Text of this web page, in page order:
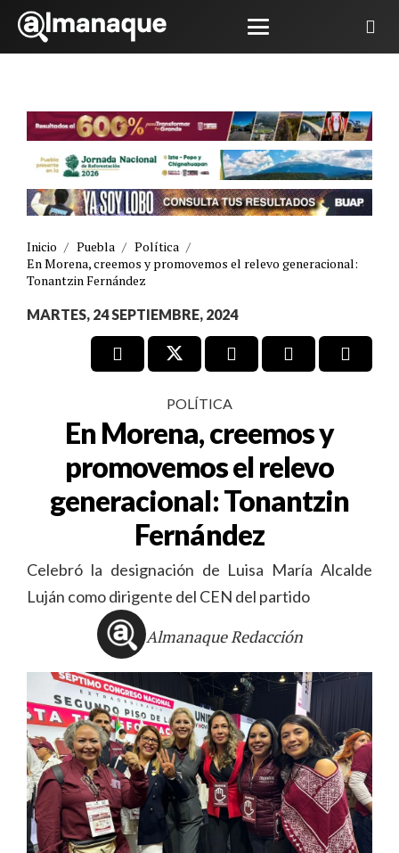
Inicio / Puebla / Política /
En Morena, creemos y promovemos el relevo generacional:
Tonantzin Fernández
MARTES, 24 SEPTIEMBRE, 2024
POLÍTICA
En Morena, creemos y
promovemos el relevo
generacional: Tonantzin
Fernández
Celebró la designación de Luisa María Alcalde
Luján como dirigente del CEN del partido
Almanaque Redacción